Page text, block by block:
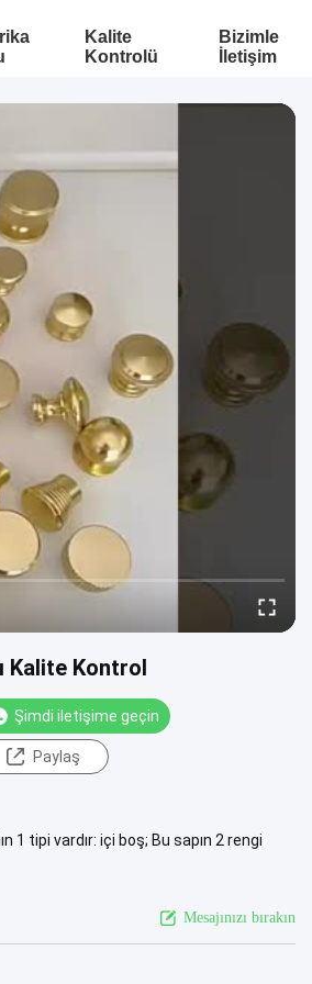
Kalite
Kontrolü
Bizimle
İletişim
Kalite Kontrol
Şimdi iletişime geçin
Paylaş
1 tipi vardır: içi boş; Bu sapın 2 rengi
Mesajınızı bırakın